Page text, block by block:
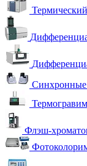
Синхронные
Флэш-